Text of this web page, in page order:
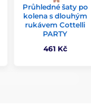
Průhledné šaty po
kolena s dlouhým
rukávem Cottelli
PARTY
461 Kč